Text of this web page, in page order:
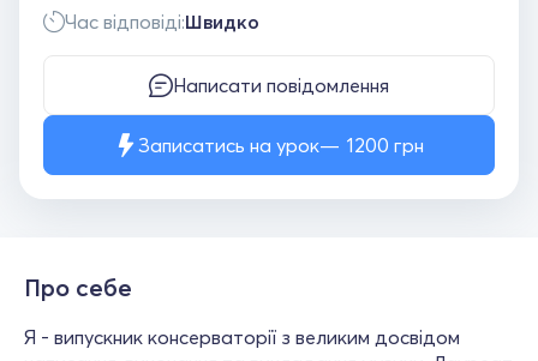
Час відповіді:Швидко
Написати повідомлення
Записатись на урок 1200 грн
Про себе
Я - випускник консерваторії з великим досвідом